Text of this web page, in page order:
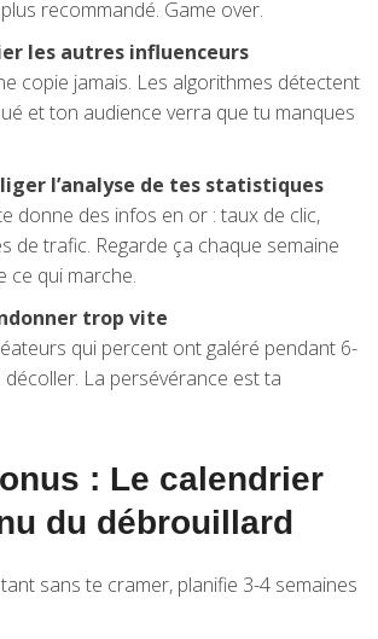
recommandé. Game over.
les autres influenceurs
copie jamais. Les algorithmes détectent
et ton audience verra que tu manques
l’analyse de tes statistiques
donne des infos en or : taux de clic,
de trafic. Regarde ça chaque semaine
ce qui marche.
trop vite
qui percent ont galéré pendant 6-
La persévérance est ta
: Le calendrier
du débrouillard
sans te cramer, planifie 3-4 semaines